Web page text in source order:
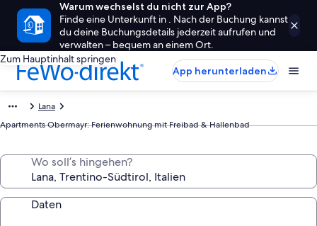
Warum wechselst du nicht zur App?
Finde eine Unterkunft in . Nach der Buchung kannst
du deine Buchungsdetails jederzeit aufrufen und
verwalten – bequem an einem Ort.
Zum Hauptinhalt springen
App herunterladen
Lana
Apartments Obermayr: Ferienwohnung mit Freibad & Hallenbad
Wo soll’s hingehen?
Daten